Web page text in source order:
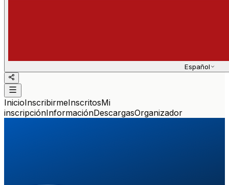
Español
InicioInscribirmeInscritosMi
inscripciónInformaciónDescargasOrganizador